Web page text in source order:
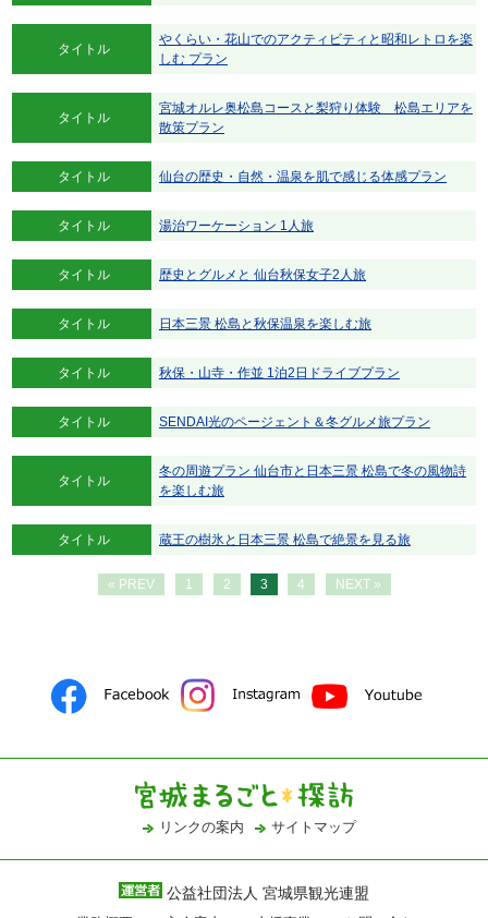
タイトル
やくらい・花山でのアクティビティと昭和レトロを楽
しむ プラン
タイトル
宮城オルレ奥松島コースと梨狩り体験 松島エリアを
散策プラン
タイトル 仙台の歴史・自然・温泉を肌で感じる体感プラン
タイトル 湯治ワーケーション 1人旅
タイトル 歴史とグルメと 仙台秋保女子2人旅
タイトル 日本三景 松島と秋保温泉を楽しむ旅
タイトル 秋保・山寺・作並 1泊2日ドライブプラン
タイトル SENDAI光のページェント＆冬グルメ旅プラン
タイトル
冬の周遊プラン 仙台市と日本三景 松島で冬の風物詩
を楽しむ旅
タイトル 蔵王の樹氷と日本三景 松島で絶景を見る旅
« PREV 1 2 3 4 NEXT »
リンクの案内 サイトマップ
公益社団法人 宮城県観光連盟